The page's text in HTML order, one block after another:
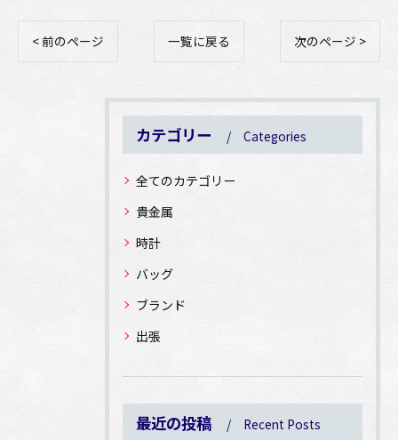
< 前のページ 一覧に戻る 次のページ >
カテゴリー Categories
全てのカテゴリー
貴金属
時計
バッグ
ブランド
出張
最近の投稿 Recent Posts